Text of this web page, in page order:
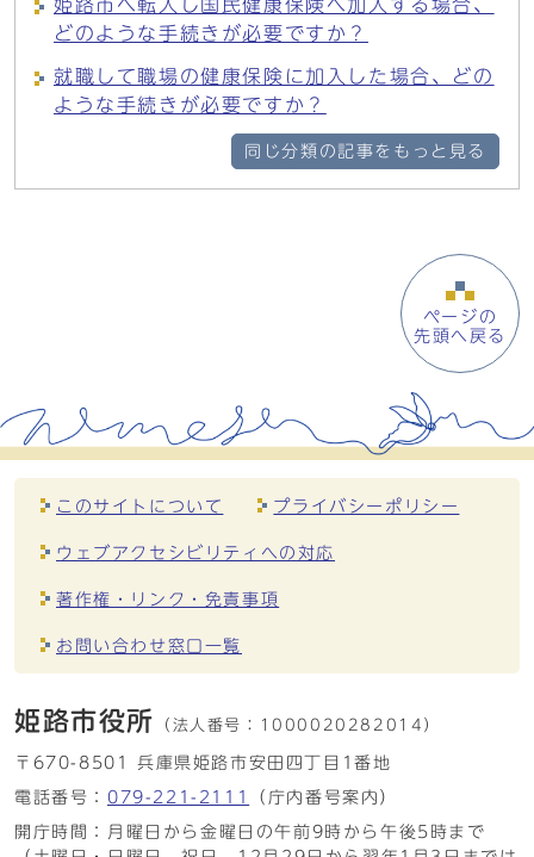
姫路市へ転入し国民健康保険へ加入する場合、
どのような手続きが必要ですか？
就職して職場の健康保険に加入した場合、どの
ような手続きが必要ですか？
同じ分類の記事をもっと見る
ページの
先頭へ戻る
このサイトについて プライバシーポリシー
ウェブアクセシビリティへの対応
著作権・リンク・免責事項
お問い合わせ窓口一覧
姫路市役所 （法人番号： 1000020282014）
〒670-8501 兵庫県姫路市安田四丁目1番地
電話番号： 079-221-2111
（庁内番号案内）
開庁時間：月曜日から金曜日の午前9時から午後5時まで